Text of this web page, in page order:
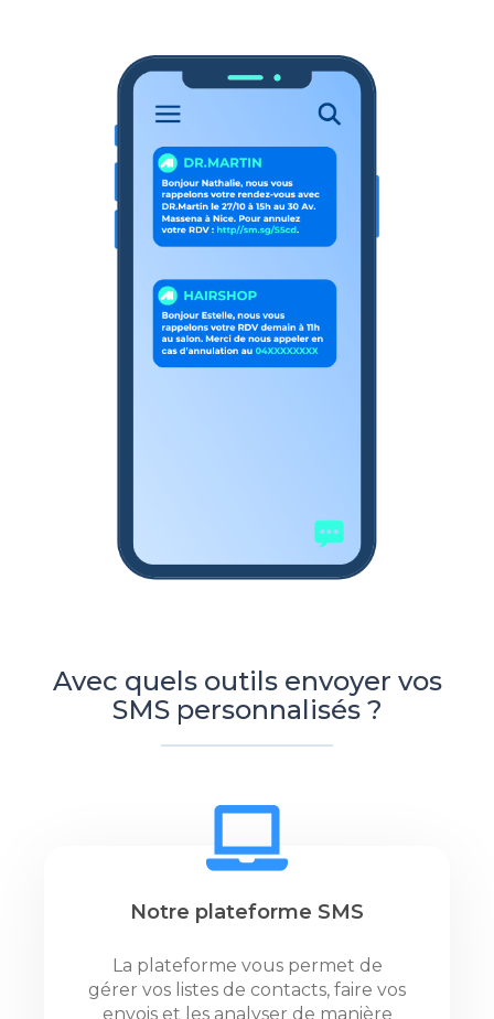
Avec quels outils envoyer vos
SMS personnalisés ?
Notre plateforme SMS
La plateforme vous permet de
gérer vos listes de contacts, faire vos
envois et les analyser de manière